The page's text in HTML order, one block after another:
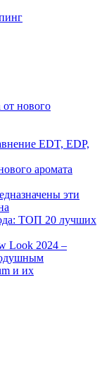
нового
EDT, EDP,
аромата
эти
ТОП 20 лучших
Look 2024 –
и их